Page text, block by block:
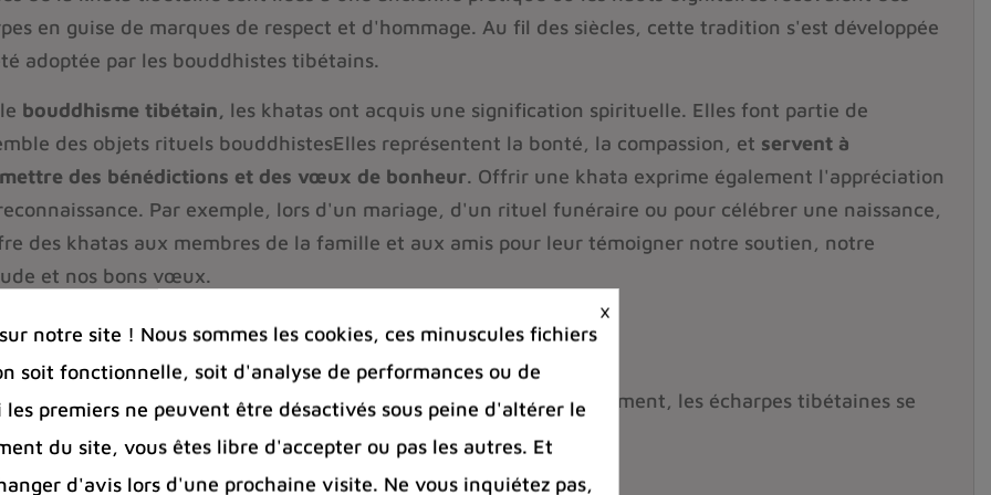
en guise de marques de respect et d'hommage. Au fil des siècles, cette tradition s'est développée
adoptée par les bouddhistes tibétains.
bouddhisme tibétain, les khatas ont acquis une signification spirituelle. Elles font partie de
des objets rituels bouddhistesElles représentent la bonté, la compassion, et servent à
des bénédictions et des vœux de bonheur. Offrir une khata exprime également l'appréciation
Par exemple, lors d'un mariage, d'un rituel funéraire ou pour célébrer une naissance,
des khatas aux membres de la famille et aux amis pour leur témoigner notre soutien, notre
et nos bons vœux.
couleurs de khatas
d'une khata peut avoir une signification spécifique. Généralement, les écharpes tibétaines se
en cinq couleurs principales :
Blanc
×
notre site ! Nous sommes les cookies, ces minuscules fichiers
soit fonctionnelle, soit d'analyse de performances ou de
les premiers ne peuvent être désactivés sous peine d'altérer le
du site, vous êtes libre d'accepter ou pas les autres. Et
d'avis lors d'une prochaine visite. Ne vous inquiétez pas,